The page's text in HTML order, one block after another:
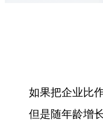
如果把企业比
但是随年龄增